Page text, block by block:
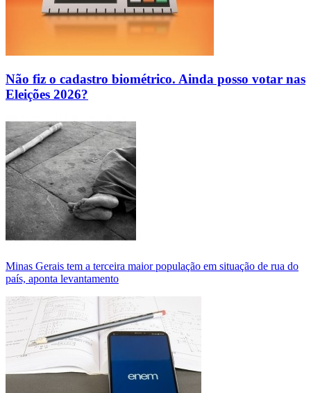
Não fiz o cadastro biométrico. Ainda posso votar nas
Eleições 2026?
Minas Gerais tem a terceira maior população em situação de rua do
país, aponta levantamento